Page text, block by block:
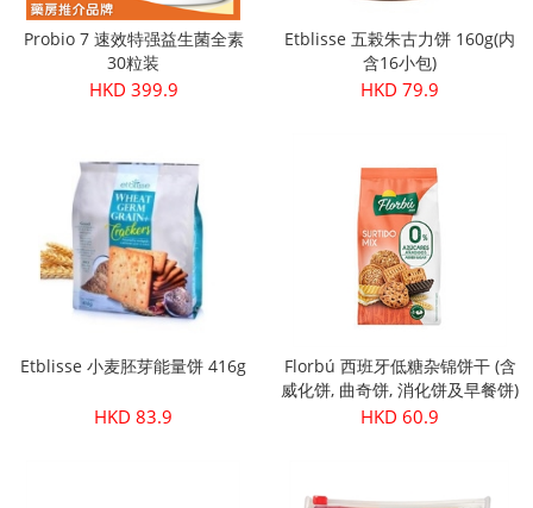
Probio 7 速效特强益生菌全素
30粒装
HKD 399.9
Etblisse 五榖朱古力饼 160g(内
含16小包)
HKD 79.9
Etblisse 小麦胚芽能量饼 416g
HKD 83.9
Florbú 西班牙低糖杂锦饼干 (含
威化饼, 曲奇饼, 消化饼及早餐饼)
270g
HKD 60.9